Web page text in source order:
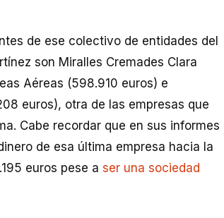
de ese colectivo de entidades del
son Miralles Cremades Clara
Aéreas (598.910 euros) e
euros), otra de las empresas que
Cabe recordar que en sus informes
de esa última empresa hacia la
euros pese a ser una sociedad